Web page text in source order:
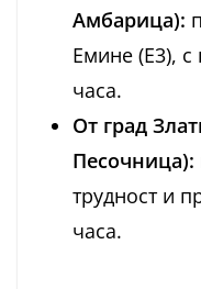
Амбарица):
Емине (E3),
часа.
От град
Песочница):
трудност и
часа.